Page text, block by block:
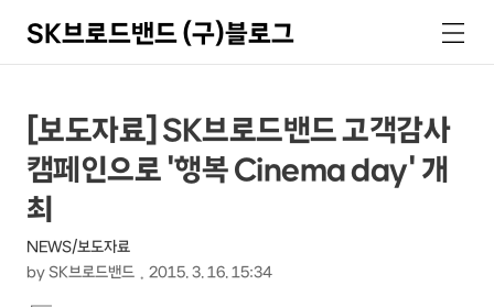
SK브로드밴드 (구)블로그
색
메
뉴
상
세
컨
텐
츠
본
문
제
목
[보도자료] SK브로드밴드 고객감사
캠페인으로 '행복 Cinema day' 개
최
NEWS/보도자료
by SK브로드밴드 2015. 3. 16. 15:34